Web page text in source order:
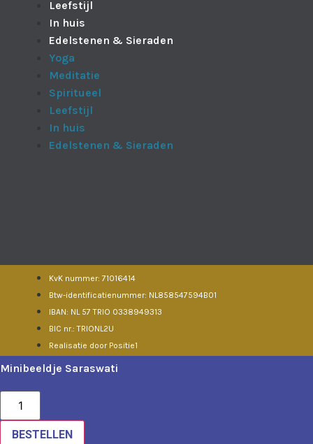
Leefstijl
In huis
Edelstenen & Sieraden
Yoga
Meditatie
Spiritueel
Leefstijl
In huis
Edelstenen & Sieraden
KvK nummer: 71016414
Btw-identificatienummer: NL858547594B01
IBAN: NL 57 TRIO 0338949313
BIC nr.: TRIONL2U
Realisatie door Positie1
Minibeeldje Saraswati
Minibeeldje
Saraswati
aantal
BESTELLEN